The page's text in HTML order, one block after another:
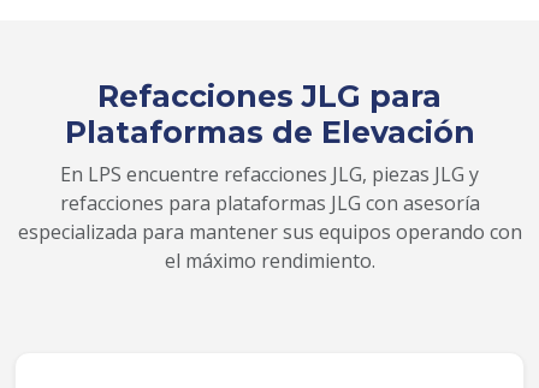
Refacciones JLG para
Plataformas de Elevación
En LPS encuentre refacciones JLG, piezas JLG y
refacciones para plataformas JLG con asesoría
especializada para mantener sus equipos operando con
el máximo rendimiento.